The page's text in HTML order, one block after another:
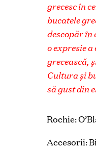
grecesc în
bucatele
descopăr în
o expresie
grecească,
Cultura şi
să gust din
Rochie:
Accesorii: